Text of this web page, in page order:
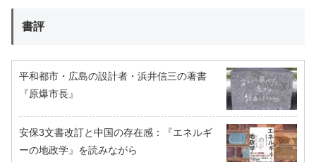
書評
平和都市・広島の設計者・浜井信三の著書
『原爆市長』
安保3文書改訂と中国の存在感：『エネルギ
ーの地政学』を読みながら